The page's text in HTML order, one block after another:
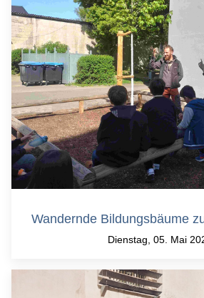
Wandernde Bildungsbäume
Dienstag, 05. Mai